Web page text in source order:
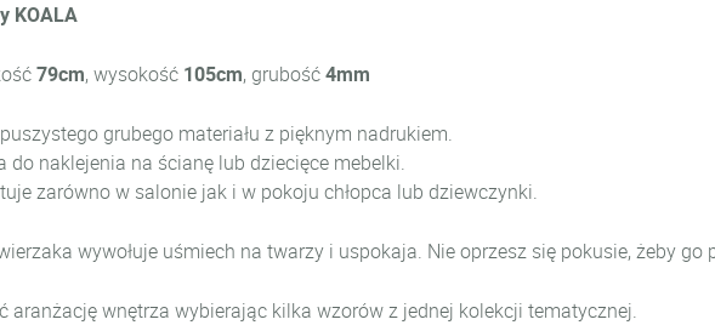
KOALA
79cm, wysokość 105cm, grubość4mm
grubego materiału z pięknym nadrukiem.
do naklejenia na ścianę lub dziecięce mebelki.
zarówno w salonie jak i w pokoju chłopca lub dziewczynki.
wywołuje uśmiech na twarzy i uspokaja. Nie oprzesz się pokusie, żeby go
aranżację wnętrza wybierając kilka wzorów z jednej kolekcji tematycznej.